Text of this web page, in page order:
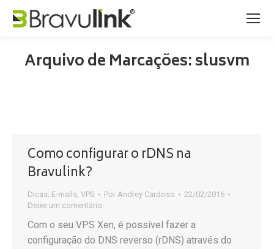
Arquivo de Marcações:slusvm
Como configurar o rDNS na
Bravulink?
Dicas, E-mails, VPS Por Andrey Cardoso
22/02/2016
Deixe um comentário
Com o seu VPS Xen, é possível fazer a
configuração do DNS reverso (rDNS) através do